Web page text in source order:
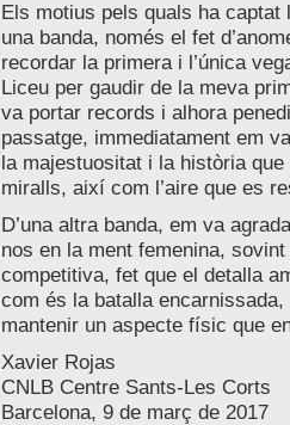
Els motius pels quals ha
una banda, només el fet
recordar la primera i l’única
Liceu per gaudir de la meva
va portar records i alhora
passatge, immediatament em
la majestuositat i la història
miralls, així com l’aire que es
D’una altra banda, em va
nos en la ment femenina,
competitiva, fet que el detalla
com és la batalla encarnissada,
mantenir un aspecte físic que
Xavier Rojas
CNLB Centre Sants-Les Corts
Barcelona, 9 de març de 2017